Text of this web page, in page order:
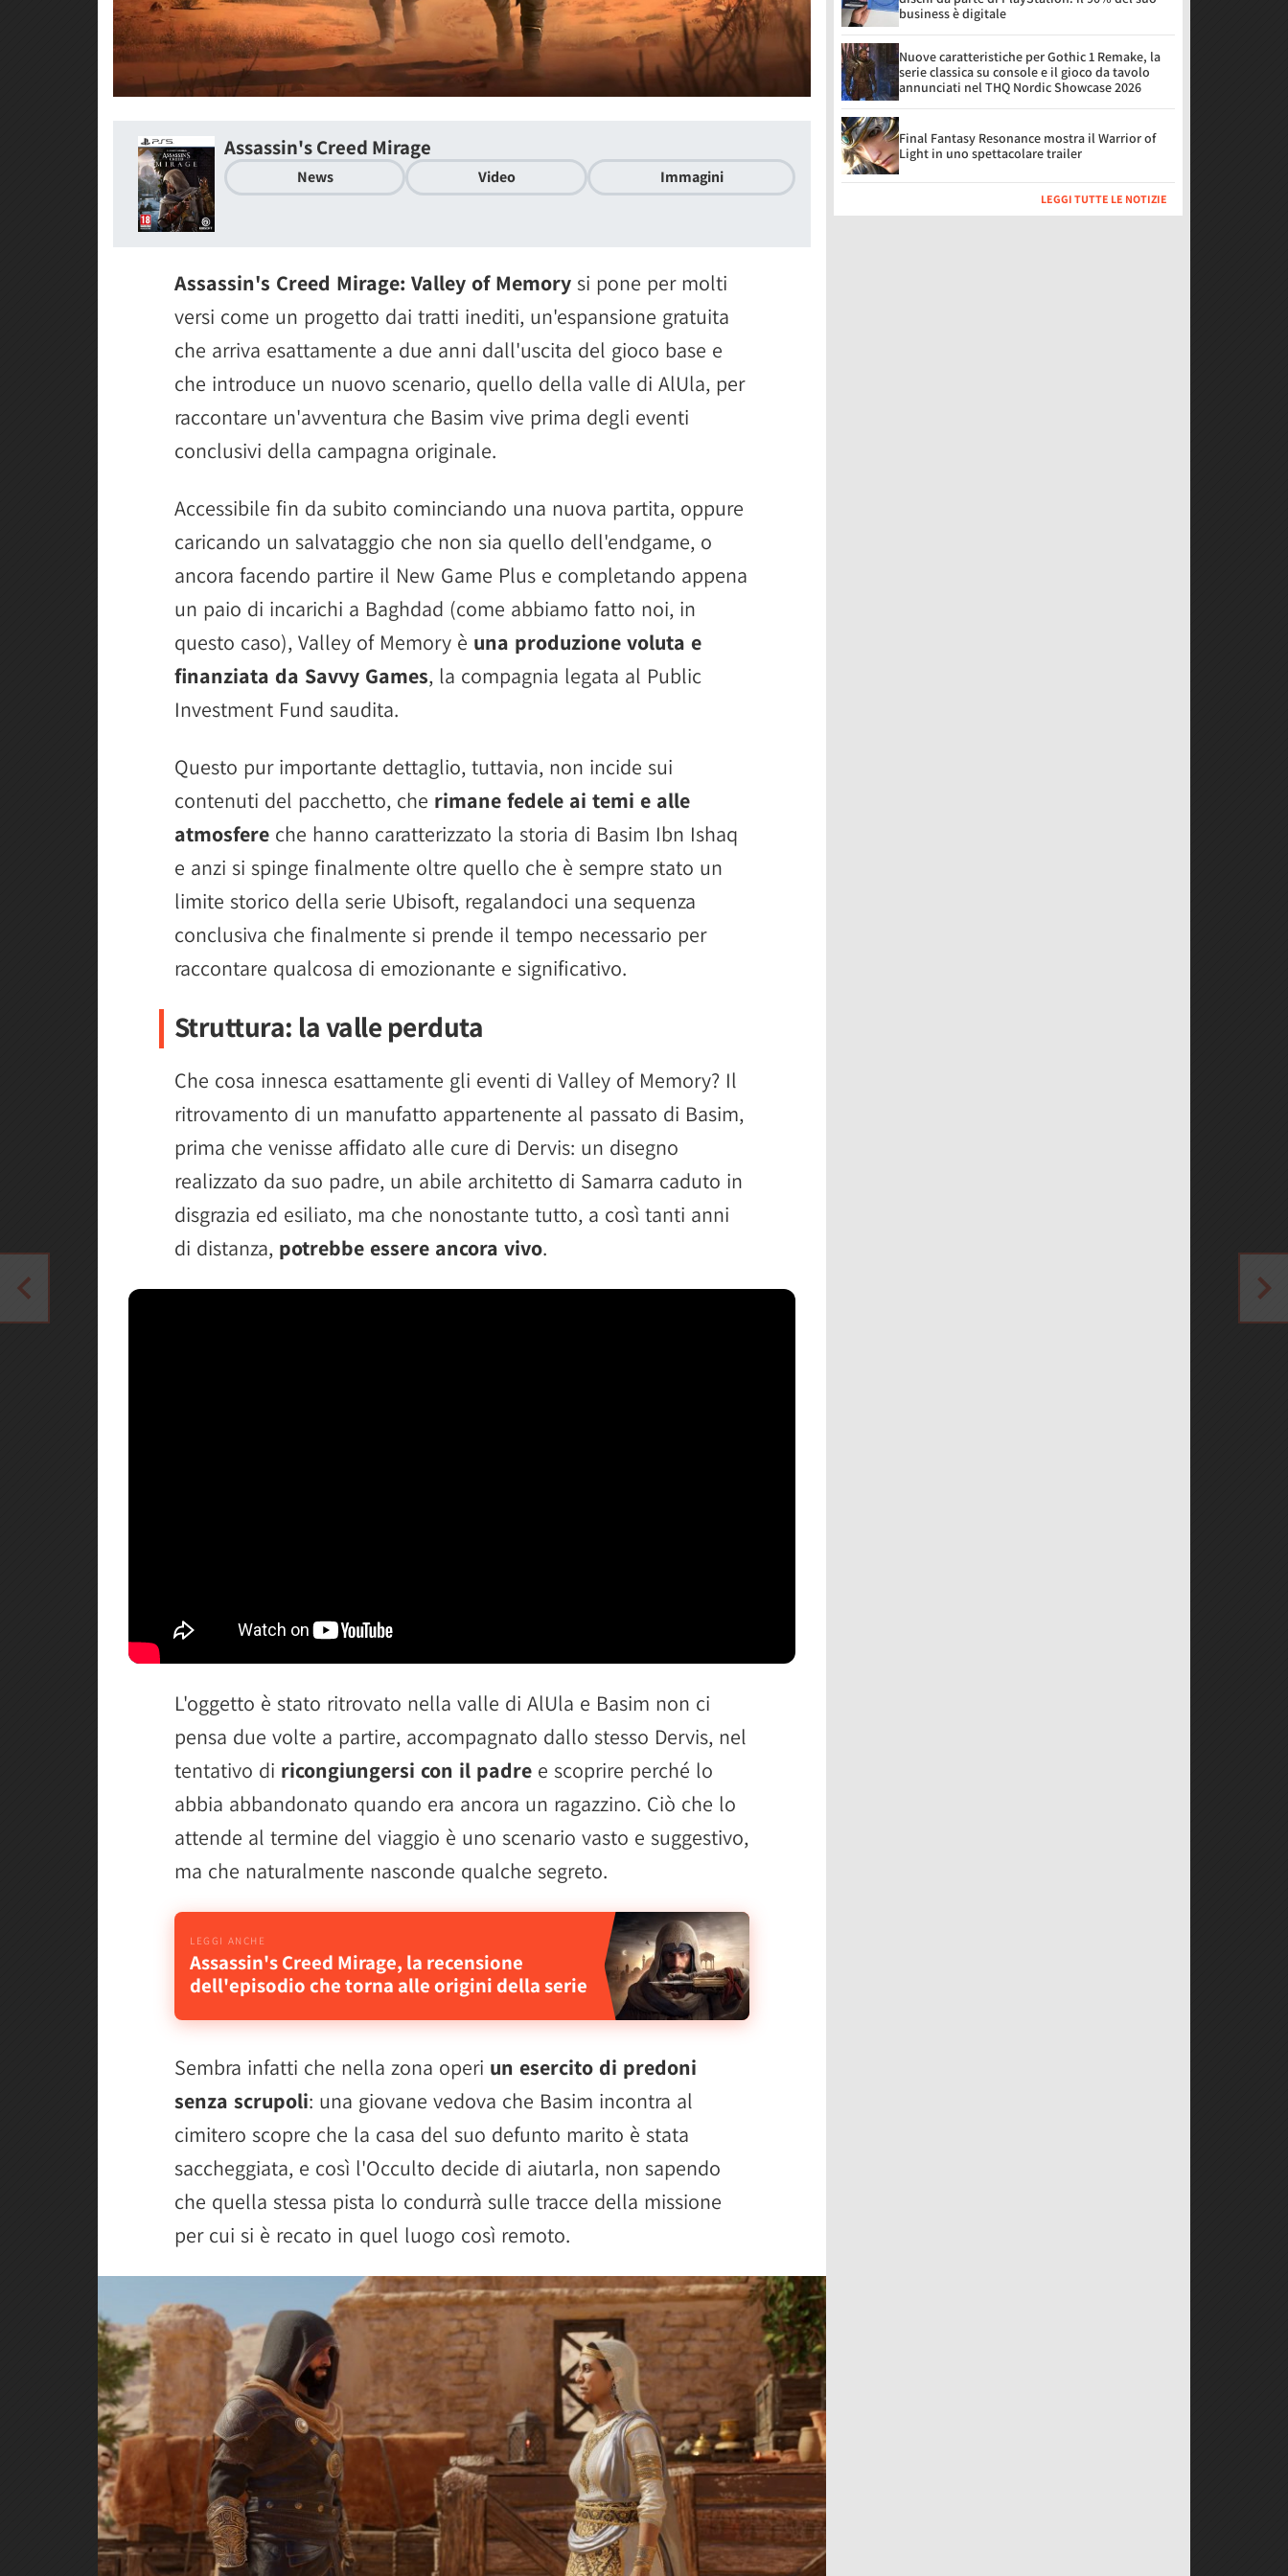
Assassin's Creed Mirage
News Video Immagini
Assassin's Creed Mirage: Valley of Memory si pone per molti
versi come un progetto dai tratti inediti, un'espansione gratuita
che arriva esattamente a due anni dall'uscita del gioco base e
che introduce un nuovo scenario, quello della valle di AlUla, per
raccontare un'avventura che Basim vive prima degli eventi
conclusivi della campagna originale.
Accessibile fin da subito cominciando una nuova partita, oppure
caricando un salvataggio che non sia quello dell'endgame, o
ancora facendo partire il New Game Plus e completando appena
un paio di incarichi a Baghdad (come abbiamo fatto noi, in
questo caso), Valley of Memory è una produzione voluta e
finanziata da Savvy Games, la compagnia legata al Public
Investment Fund saudita.
Questo pur importante dettaglio, tuttavia, non incide sui
contenuti del pacchetto, che rimane fedele ai temi e alle
atmosfere che hanno caratterizzato la storia di Basim Ibn Ishaq
e anzi si spinge finalmente oltre quello che è sempre stato un
limite storico della serie Ubisoft, regalandoci una sequenza
conclusiva che finalmente si prende il tempo necessario per
raccontare qualcosa di emozionante e significativo.
Struttura: la valle perduta
Che cosa innesca esattamente gli eventi di Valley of Memory? Il
ritrovamento di un manufatto appartenente al passato di Basim,
prima che venisse affidato alle cure di Dervis: un disegno
realizzato da suo padre, un abile architetto di Samarra caduto in
disgrazia ed esiliato, ma che nonostante tutto, a così tanti anni
di distanza, potrebbe essere ancora vivo.
L'oggetto è stato ritrovato nella valle di AlUla e Basim non ci
pensa due volte a partire, accompagnato dallo stesso Dervis, nel
tentativo di ricongiungersi con il padre e scoprire perché lo
abbia abbandonato quando era ancora un ragazzino. Ciò che lo
attende al termine del viaggio è uno scenario vasto e suggestivo,
ma che naturalmente nasconde qualche segreto.
Assassin's Creed Mirage, la recensione
dell'episodio che torna alle origini della serie
Sembra infatti che nella zona operi un esercito di predoni
senza scrupoli: una giovane vedova che Basim incontra al
cimitero scopre che la casa del suo defunto marito è stata
saccheggiata, e così l'Occulto decide di aiutarla, non sapendo
che quella stessa pista lo condurrà sulle tracce della missione
per cui si è recato in quel luogo così remoto.
business è digitale
Nuove caratteristiche per Gothic 1 Remake, la
serie classica su console e il gioco da tavolo
annunciati nel THQ Nordic Showcase 2026
Final Fantasy Resonance mostra il Warrior of
Light in uno spettacolare trailer
LEGGI TUTTE LE NOTIZIE